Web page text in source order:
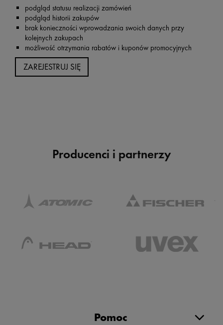
podgląd statusu realizacji zamówień
podgląd historii zakupów
brak konieczności wprowadzania swoich danych przy
kolejnych zakupach
możliwość otrzymania rabatów i kuponów promocyjnych
ZAREJESTRUJ SIĘ
Producenci i partnerzy
Pomoc